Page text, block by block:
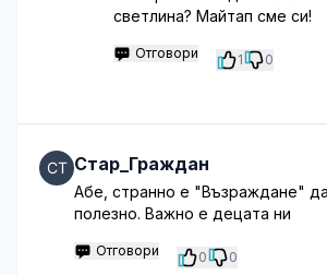
светлина? Майтап сме си!
Отговори 1 0
Стар_Граждан
Абе, странно е "Възраждане"
полезно. Важно е децата ни
Отговори 0 0